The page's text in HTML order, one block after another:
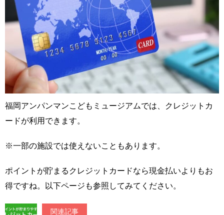
福岡アンパンマンこどもミュージアムでは、クレジットカ
ードが利用できます。
※一部の施設では使えないこともあります。
ポイントが貯まるクレジットカードなら現金払いよりもお
得ですね。以下ページも参照してみてください。
関連記事